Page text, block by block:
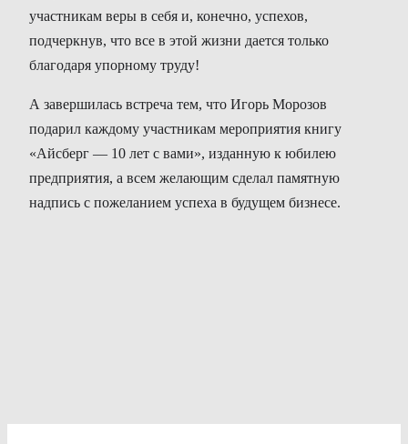
участникам веры в себя и, конечно, успехов,
подчеркнув, что все в этой жизни дается только
благодаря упорному труду!
А завершилась встреча тем, что Игорь Морозов
подарил каждому участникам мероприятия книгу
«Айсберг — 10 лет с вами», изданную к юбилею
предприятия, а всем желающим сделал памятную
надпись с пожеланием успеха в будущем бизнесе.